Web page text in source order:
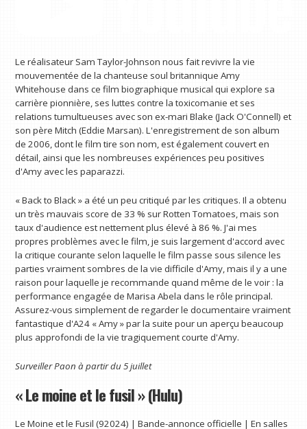
Le réalisateur Sam Taylor-Johnson nous fait revivre la vie
mouvementée de la chanteuse soul britannique Amy
Whitehouse dans ce film biographique musical qui explore sa
carrière pionnière, ses luttes contre la toxicomanie et ses
relations tumultueuses avec son ex-mari Blake (Jack O'Connell) et
son père Mitch (Eddie Marsan). L'enregistrement de son album
de 2006, dont le film tire son nom, est également couvert en
détail, ainsi que les nombreuses expériences peu positives
d'Amy avec les paparazzi.
« Back to Black » a été un peu critiqué par les critiques. Il a obtenu
un très mauvais score de 33 % sur Rotten Tomatoes, mais son
taux d'audience est nettement plus élevé à 86 %. J'ai mes
propres problèmes avec le film, je suis largement d'accord avec
la critique courante selon laquelle le film passe sous silence les
parties vraiment sombres de la vie difficile d'Amy, mais il y a une
raison pour laquelle je recommande quand même de le voir : la
performance engagée de Marisa Abela dans le rôle principal.
Assurez-vous simplement de regarder le documentaire vraiment
fantastique d'A24 « Amy » par la suite pour un aperçu beaucoup
plus approfondi de la vie tragiquement courte d'Amy.
SurveillerPaon à partir du 5 juillet
« Le moine et le fusil » (Hulu)
Le Moine et le Fusil (92024) | Bande-annonce officielle | En salles